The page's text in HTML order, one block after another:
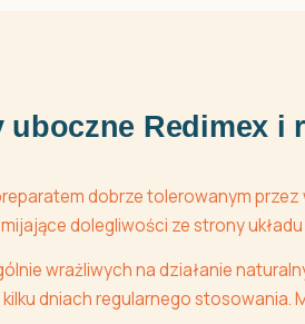
uboczne Redimex i
dobrze tolerowanym
dolegliwości ze strony
wrażliwych na działanie
dniach regularnego stosowania.